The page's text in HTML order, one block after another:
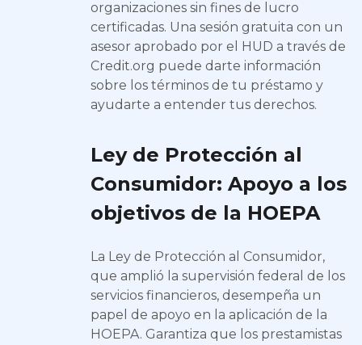
organizaciones sin fines de lucro
certificadas. Una sesión gratuita con un
asesor aprobado por el HUD a través de
Credit.org puede darte información
sobre los términos de tu préstamo y
ayudarte a entender tus derechos.
Ley de Protección al
Consumidor: Apoyo a los
objetivos de la HOEPA
La Ley de Protección al Consumidor,
que amplió la supervisión federal de los
servicios financieros, desempeña un
papel de apoyo en la aplicación de la
HOEPA. Garantiza que los prestamistas